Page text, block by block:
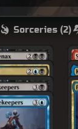
Sorceries (2)